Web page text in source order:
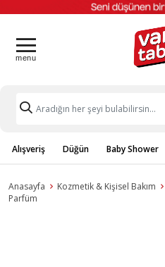
Alışveriş Düğün Baby Shower
Anasayfa Kozmetik & Kişisel Bakım
Parfüm